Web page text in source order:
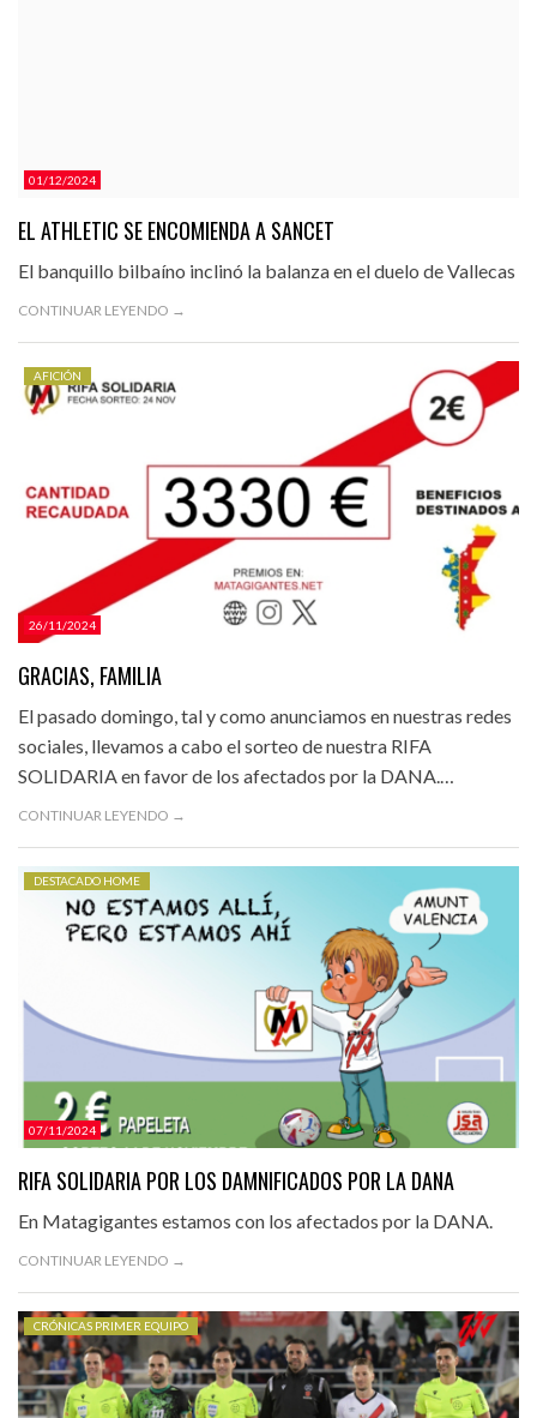
01/12/2024
EL ATHLETIC SE ENCOMIENDA A SANCET
El banquillo bilbaíno inclinó la balanza en el duelo de Vallecas
CONTINUAR LEYENDO →
26/11/2024
AFICIÓN
GRACIAS, FAMILIA
El pasado domingo, tal y como anunciamos en nuestras redes
sociales, llevamos a cabo el sorteo de nuestra RIFA
SOLIDARIA en favor de los afectados por la DANA.…
CONTINUAR LEYENDO →
07/11/2024
DESTACADO HOME
RIFA SOLIDARIA POR LOS DAMNIFICADOS POR LA DANA
En Matagigantes estamos con los afectados por la DANA.
CONTINUAR LEYENDO →
CRÓNICAS PRIMER EQUIPO